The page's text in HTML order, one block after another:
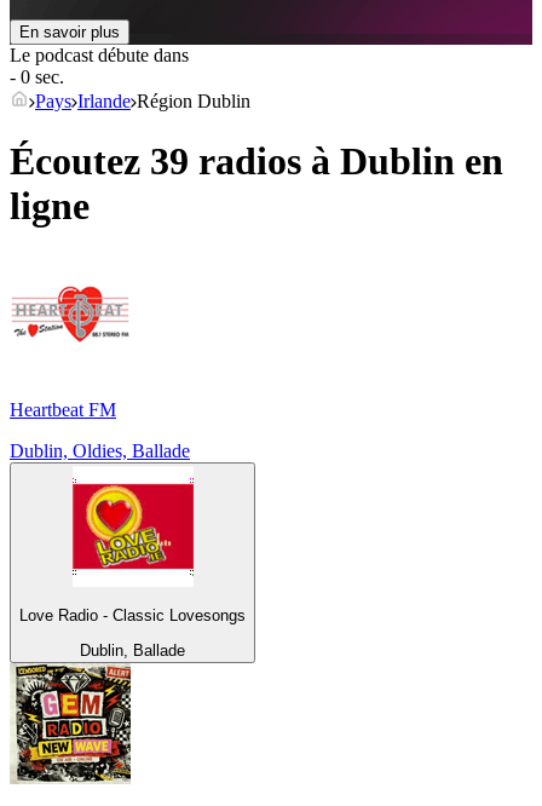
En savoir plus
Le podcast débute dans
- 0 sec.
Pays Irlande Région Dublin
Écoutez 39 radios à Dublin en
ligne
Heartbeat FM
Dublin, Oldies, Ballade
Love Radio - Classic Lovesongs
Dublin, Ballade